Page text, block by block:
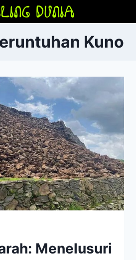
Kuno
Menelusuri